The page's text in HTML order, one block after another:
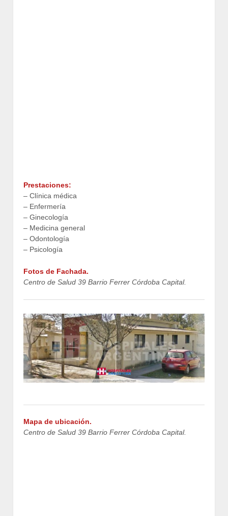
Prestaciones:
– Clínica médica
– Enfermería
– Ginecología
– Medicina general
– Odontología
– Psicología
Fotos de Fachada.
Centro de Salud 39 Barrio Ferrer Córdoba Capital.
Mapa de ubicación.
Centro de Salud 39 Barrio Ferrer Córdoba Capital.